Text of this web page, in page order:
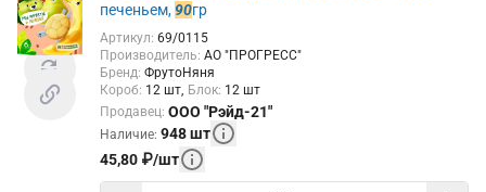
печеньем, 90гр
Артикул: 69/0115
Производитель: АО "ПРОГРЕСС"
Бренд: ФрутоНяня
Короб: 12 шт Блок: 12 шт
Продавец: ООО "Рэйд-21"
Наличие: 948шт
45,80 ₽/шт